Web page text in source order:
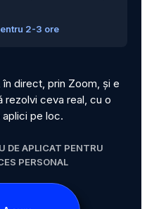
2-3 ore
direct, prin Zoom, și e
rezolvi ceva real, cu o
pe loc.
DE APLICAT PENTRU
PERSONAL